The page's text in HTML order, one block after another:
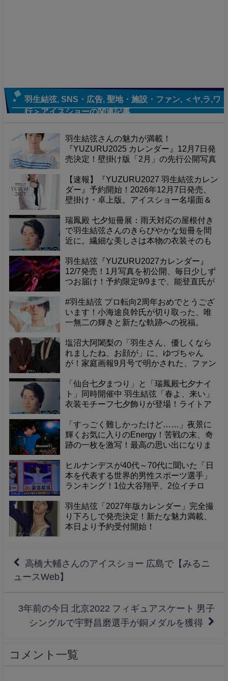
羽生結弦, SNS・広告, 聖地・施設・ファン, ＜ヤ,ラ,ワ
行＞アイスショーの関連記事
羽生結弦さんの魅力が満載！
『YUZURU2025 カレンダー』12月7日発
売決定！壁掛け版「2月」の先行公開写真
9日までの予約限定販売です！
【速報】『YUZURU2027 羽生結弦カレン
ダー』予約開始！2026年12月7日発売、
壁掛け・卓上版。アイスショー名場面＆
一冊！予約者限定販売を見逃すな！
瑞鳳殿 七夕短冊展：雨天対応の屋根付き
で羽生結弦さんのきらびやかな短冊を間
近に。繊細な美しさは本物の衣装そのも
羽生結弦『YUZURU2027カレンダー』
12/7発売！1月写真を初公開、毎日少しず
つお届け！予約限定9/9まで、能登直氏が
#羽生結弦 プロ転向2周年おめでとうござ
います！小海途良幹氏が切り取った、唯
一無二の輝きと新たな軌跡への祝福。
塩沼大阿闍梨の「羽生さん、優しくなら
れましたね、お顔が」に、ゆづちゃん
が！家庭画報9月号で明かされた、ファン
「仙台七夕まつり」と「瑞鳳殿七夕ナイ
ト」同時開催中 羽生結弦「春よ、来い」
衣装モチーフ七夕飾りが登場！ライトア
「すっごく難しかったけど……」夜景に
輝くお気に入りのEnergy！苦戦の末、奇
跡の一枚を激写！最高の思い出になりま
ヒルナンデスが40代～70代に聞いた「日
本を代表する世界的男性スポーツ選手」
ランキング！1位大谷翔平、2位イチロ
羽生結弦「2027年版カレンダー」完全撮
り下ろしで発売決定！新たな魅力満載、
本日より予約受付開始！
高橋大輔さんのアイスショー 広島で【みるニ
ュースWeb】
3年前の今日 北京2022 フィギュアスケート 男子
シングルで宇野昌磨選手が銅メダルを獲得
コメント一覧